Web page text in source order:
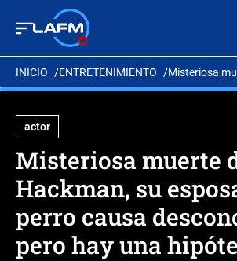
INICIO ENTRETENIMIENTO Misteriosa
actor
Misteriosa muerte
Hackman, su
perro causa
pero hay una